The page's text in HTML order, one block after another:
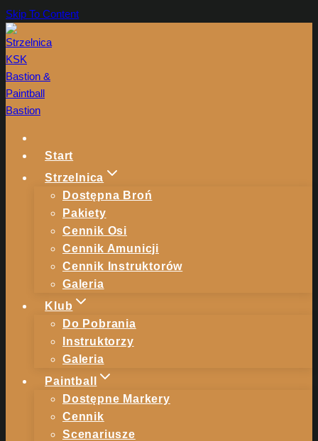
Skip To Content
Start
Strzelnica
Dostępna Broń
Pakiety
Cennik Osi
Cennik Amunicji
Cennik Instruktorów
Galeria
Klub
Do Pobrania
Instruktorzy
Galeria
Paintball
Dostępne Markery
Cennik
Scenariusze